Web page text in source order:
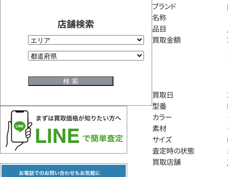
店舗検索
ブランド
名称
品目
買取金額
買取日
型番
カラー
素材
サイズ
査定時の状態
買取店舗